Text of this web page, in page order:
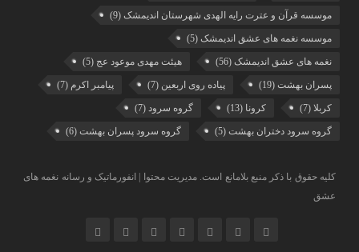
موسسه قرآن و عترت رایه الهدی شهرستان اندیمشک (9)
موسسه نغمه های عشق اندیمشک (5)
نغمه های عشق اندیمشک (56) هیئت مهدی موعود عج (5)
پسران بهشت (19) پیاده روی اربعین (7) پیامبر اکرم (7)
کربلا (7) کرونا (13) گروه سرود (7)
گروه سرود دختران بهشت (5) گروه سرود پسران بهشت (6)
کلیه حقوق با ذکر منبع بلامانع است. مدیریت محتوا | انفورماتیک و رسانه نغمه های
عشق